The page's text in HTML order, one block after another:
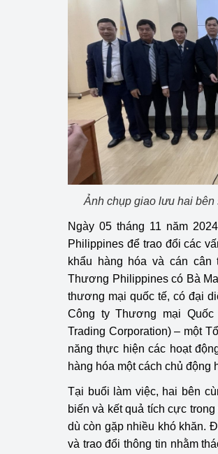
Ảnh chụp giao lưu hai
Ngày 05 tháng 11 năm
Philippines để trao đổi các
khẩu hàng hóa và cán
Thương Philippines có Bà
thương mại quốc tế, có đại
Công ty Thương mại Quốc
Trading Corporation) – một
năng thực hiện các hoạt
hàng hóa một cách chủ động
Tại buổi làm việc, hai bên
biến và kết quả tích cực
dù còn gặp nhiều khó khăn.
và trao đổi thông tin nhằm